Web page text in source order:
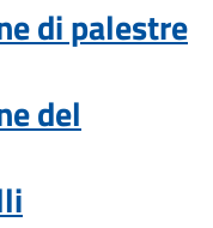
di palestre
del